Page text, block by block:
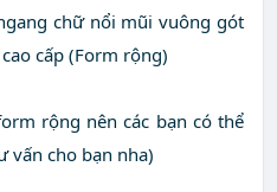
chữ nổi mũi vuông gót
cấp (Form rộng)
rộng nên các bạn có thể
vấn cho bạn nha)